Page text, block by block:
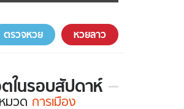
วามรู้รอบตัว
าวทู
ตรวจหวย หวยลาว
ในรอบสัปดาห์
หมวด การเมือง